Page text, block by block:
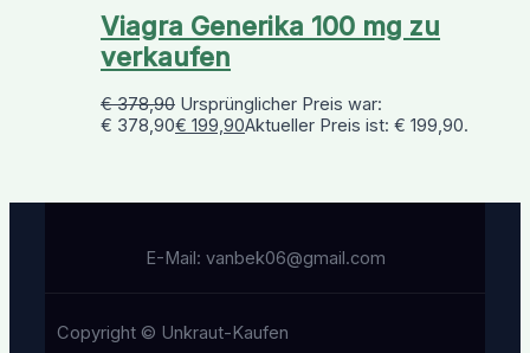
Viagra Generika 100 mg zu
verkaufen
€378,90 Ursprünglicher Preis war:
€ 378,90€ 199,90Aktueller Preis ist: € 199,90.
E-Mail: vanbek06@gmail.com
Copyright © Unkraut-Kaufen